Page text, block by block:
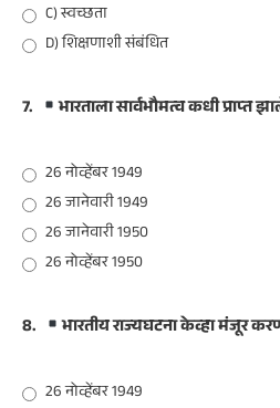
C) स्वच्छता
D) शिक्षणाशी संबंधित
7. भारताला सार्वभौमत्व कधी प्राप्त
26 नोव्हेंबर 1949
26 जानेवारी 1949
26 जानेवारी 1950
26 नोव्हेंबर 1950
8. भारतीय राज्यघटना केव्हा मंजूर
26 नोव्हेंबर 1949